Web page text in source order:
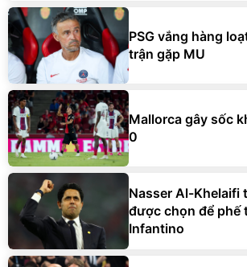
PSG vắng hàng
trận gặp MU
Mallorca gây sốc
0
Nasser Al-Khelaifi
được chọn để phế
Infantino